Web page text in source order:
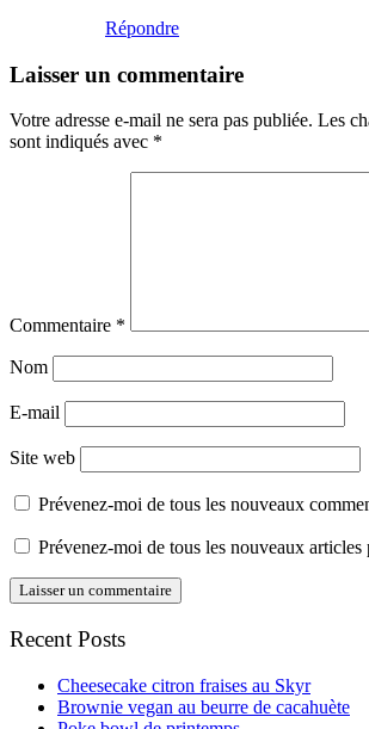
Répondre
Laisser un commentaire
Votre adresse e-mail ne sera pas publiée. Les
sont indiqués avec *
Commentaire *
Nom
E-mail
Site web
Prévenez-moi de tous les nouveaux
Prévenez-moi de tous les nouveaux articles
Recent Posts
Cheesecake citron fraises au Skyr
Brownie vegan au beurre de cacahuète